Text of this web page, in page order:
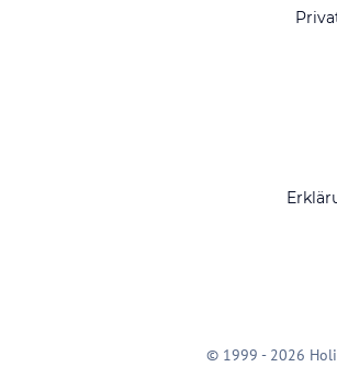
© 1999 - 2026